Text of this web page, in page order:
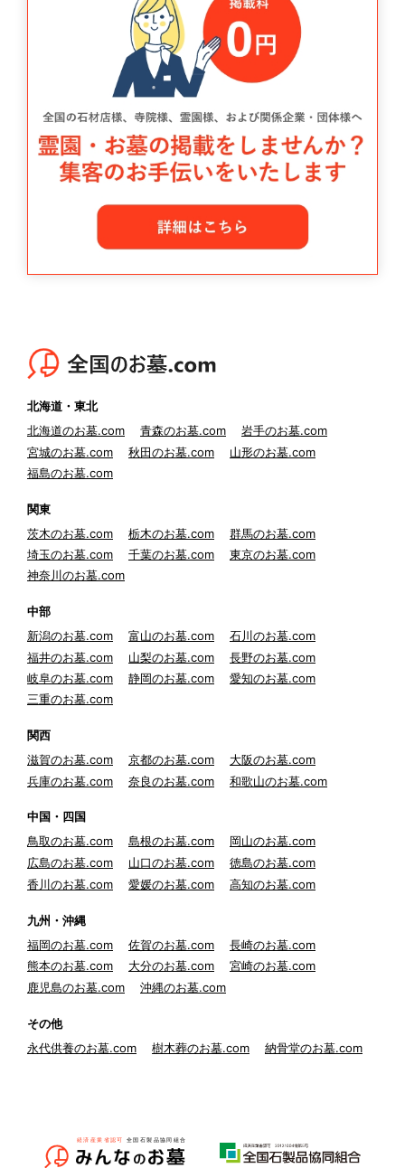
北海道・東北
北海道のお墓.com
青森のお墓.com
岩手のお墓.com
宮城のお墓.com
秋田のお墓.com
山形のお墓.com
福島のお墓.com
関東
茨木のお墓.com
栃木のお墓.com
群馬のお墓.com
埼玉のお墓.com
千葉のお墓.com
東京のお墓.com
神奈川のお墓.com
中部
新潟のお墓.com
富山のお墓.com
石川のお墓.com
福井のお墓.com
山梨のお墓.com
長野のお墓.com
岐阜のお墓.com
静岡のお墓.com
愛知のお墓.com
三重のお墓.com
関西
滋賀のお墓.com
京都のお墓.com
大阪のお墓.com
兵庫のお墓.com
奈良のお墓.com 和歌山のお墓.com
中国・四国
鳥取のお墓.com
島根のお墓.com
岡山のお墓.com
広島のお墓.com
山口のお墓.com
徳島のお墓.com
香川のお墓.com
愛媛のお墓.com 高知のお墓.com
九州・沖縄
福岡のお墓.com
佐賀のお墓.com
長崎のお墓.com
熊本のお墓.com
大分のお墓.com
宮崎のお墓.com
鹿児島のお墓.com
沖縄のお墓.com
その他
永代供養のお墓.com
樹木葬のお墓.com 納骨堂のお墓.com